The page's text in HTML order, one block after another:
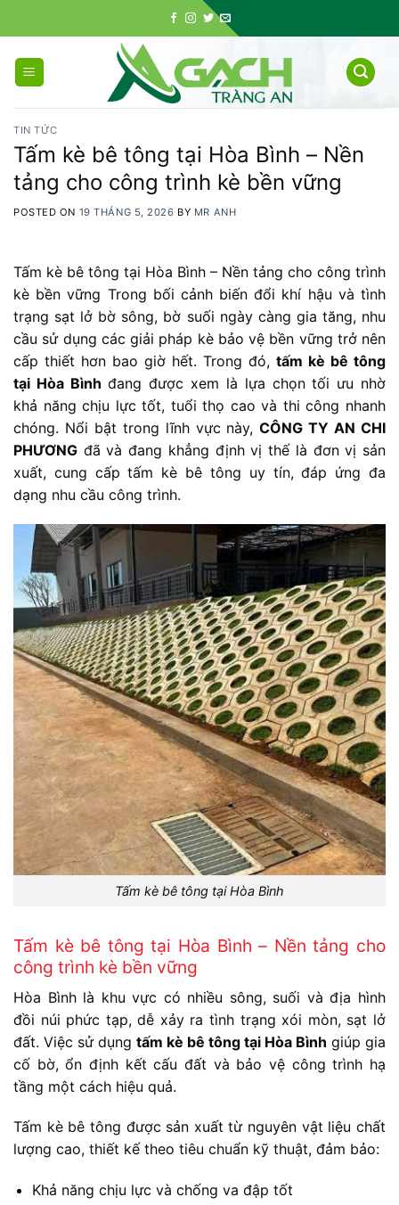
to
content
TIN TỨC
Tấm kè bê tông tại Hòa Bình – Nền
tảng cho công trình kè bền vững
POSTED ON 19 THÁNG 5, 2026 BY MR ANH
Tấm kè bê tông tại Hòa Bình – Nền tảng cho công trình
kè bền vững Trong bối cảnh biến đổi khí hậu và tình
trạng sạt lở bờ sông, bờ suối ngày càng gia tăng, nhu
cầu sử dụng các giải pháp kè bảo vệ bền vững trở nên
cấp thiết hơn bao giờ hết. Trong đó, tấm kè bê tông
tại Hòa Bình đang được xem là lựa chọn tối ưu nhờ
khả năng chịu lực tốt, tuổi thọ cao và thi công nhanh
chóng. Nổi bật trong lĩnh vực này,CÔNG TY AN CHI
PHƯƠNG đã và đang khẳng định vị thế là đơn vị sản
xuất, cung cấp tấm kè bê tông uy tín, đáp ứng đa
dạng nhu cầu công trình.
Tấm kè bê tông tại Hòa Bình
Tấm kè bê tông tại Hòa Bình – Nền tảng cho
công trình kè bền vững
Hòa Bình là khu vực có nhiều sông, suối và địa hình
đồi núi phức tạp, dễ xảy ra tình trạng xói mòn, sạt lở
đất. Việc sử dụng tấm kè bê tông tại Hòa Bình giúp gia
cố bờ, ổn định kết cấu đất và bảo vệ công trình hạ
tầng một cách hiệu quả.
Tấm kè bê tông được sản xuất từ nguyên vật liệu chất
lượng cao, thiết kế theo tiêu chuẩn kỹ thuật, đảm bảo:
Khả năng chịu lực và chống va đập tốt